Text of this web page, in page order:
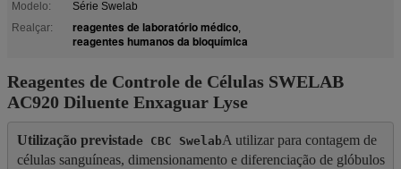
Modelo:
Série Swelab
Realçar:
reagentes de laboratório médico,
reagentes humanos da bioquímica
Reagentes de Controle de Células SWELAB
AC920 Diluente Enxaguar Lyse
Utilização previstade CBC SwelabA utilizar para contagem de
células sanguíneas, dimensionamento e diferenciação de glóbulos